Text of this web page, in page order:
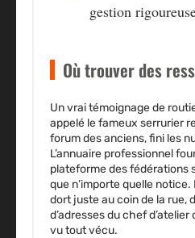
gestion
Où trouver des
Un vrai témoignage de
appelé le fameux serrurier
forum des anciens, fini les
L’annuaire professionnel
plateforme des fédérations
que n’importe quelle
dort juste au coin de la rue,
d’adresses du chef
vu tout vécu.